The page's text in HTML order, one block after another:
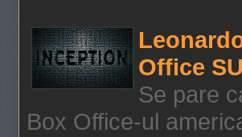
Office
Se pare
Box Office-ul